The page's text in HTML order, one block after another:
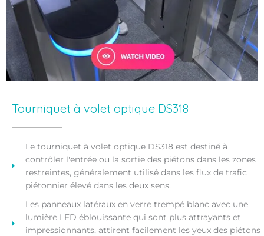
Tourniquet à volet optique DS318
Le tourniquet à volet optique DS318 est destiné à
contrôler l'entrée ou la sortie des piétons dans les zones
restreintes, généralement utilisé dans les flux de trafic
piétonnier élevé dans les deux sens.
Les panneaux latéraux en verre trempé blanc avec une
lumière LED éblouissante qui sont plus attrayants et
impressionnants, attirent facilement les yeux des piétons